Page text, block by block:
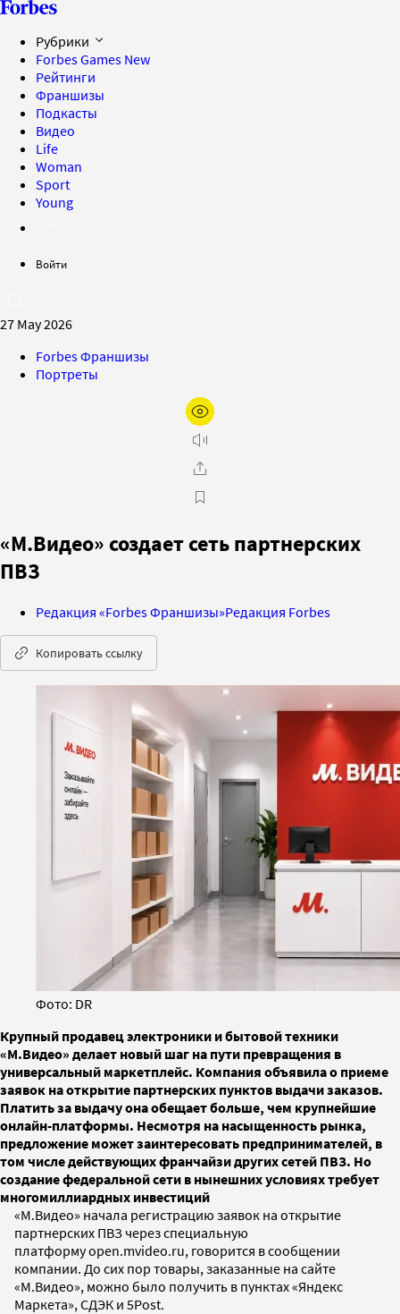
Рубрики
Forbes Games New
Рейтинги
Франшизы
Подкасты
Видео
Life
Woman
Sport
Young
Войти
27 May 2026
Forbes Франшизы
Портреты
«М.Видео» создает сеть партнерских
ПВЗ
Редакция «Forbes Франшизы»Редакция Forbes
Копировать ссылку
Фото: DR
Крупный продавец электроники и бытовой техники
«М.Видео» делает новый шаг на пути превращения в
универсальный маркетплейс. Компания объявила о приеме
заявок на открытие партнерских пунктов выдачи заказов.
Платить за выдачу она обещает больше, чем крупнейшие
онлайн-платформы. Несмотря на насыщенность рынка,
предложение может заинтересовать предпринимателей, в
том числе действующих франчайзи других сетей ПВЗ. Но
создание федеральной сети в нынешних условиях требует
многомиллиардных инвестиций
«М.Видео» начала регистрацию заявок на открытие
партнерских ПВЗ через специальную
платформу open.mvideo.ru, говорится в сообщении
компании. До сих пор товары, заказанные на сайте
«М.Видео», можно было получить в пунктах «Яндекс
Маркета», СДЭК и 5Post.